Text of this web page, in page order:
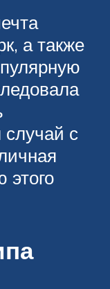
а также
с
этого